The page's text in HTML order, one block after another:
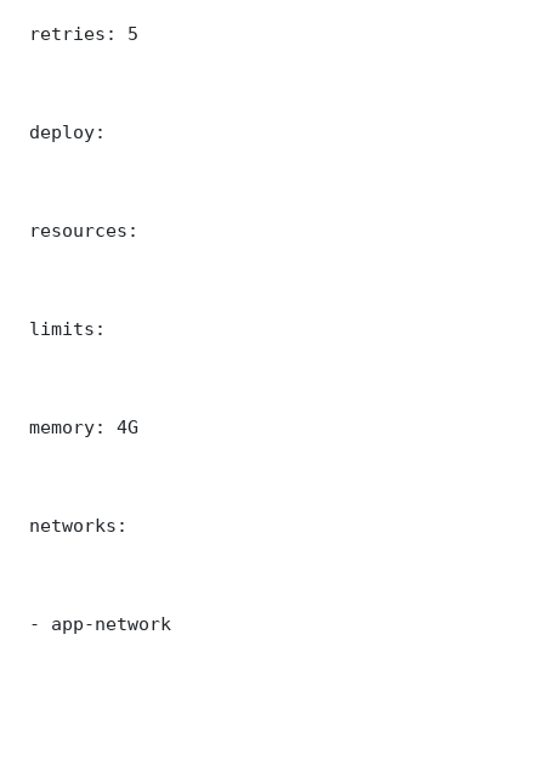
retries: 5
deploy:
resources:
limits:
memory: 4G
networks:
- app-network